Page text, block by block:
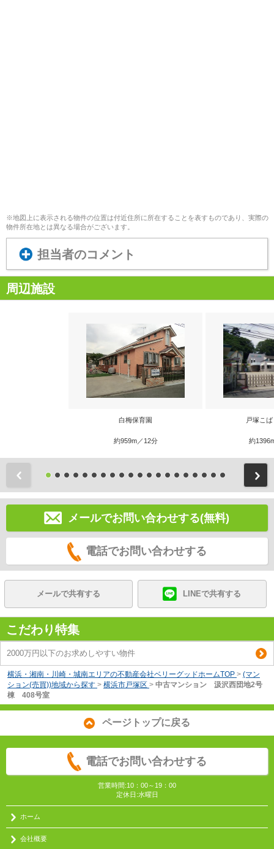
※地図上に表示される物件の位置は付近住所に所在することを表すものであり、実際の
物件所在地とは異なる場合がございます。
担当者のコメント
周辺施設
白梅保育園
約959m／12分
戸塚こ
約
メールでお問い合わせする(無料)
電話でお問い合わせする
メールで共有する LINEで共有する
こだわり特集
2000万円以下のお求めしやすい物件
横浜・湘南・川崎・城南エリアの不動産会社ベリーグッドホームTOP > (マン
ション(売買))地域から探す > 横浜市戸塚区 > 中古マンション 汲沢西団地2号
棟 408号室
ページトップに戻る
電話でお問い合わせする
営業時間:10：00～19：00
定休日:水曜日
ホーム
会社概要